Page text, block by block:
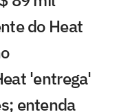
do Heat
'entrega'
entenda